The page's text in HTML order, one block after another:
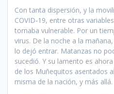
Con tanta dispersión, y la
COVID-19, entre otras
tornaba vulnerable. Por un
virus. De la no­che a la
lo dejó entrar. Ma­tanzas no
sucedió. Y su lamento es
de los Muñequitos asentados
misma de la nación, y más allá.